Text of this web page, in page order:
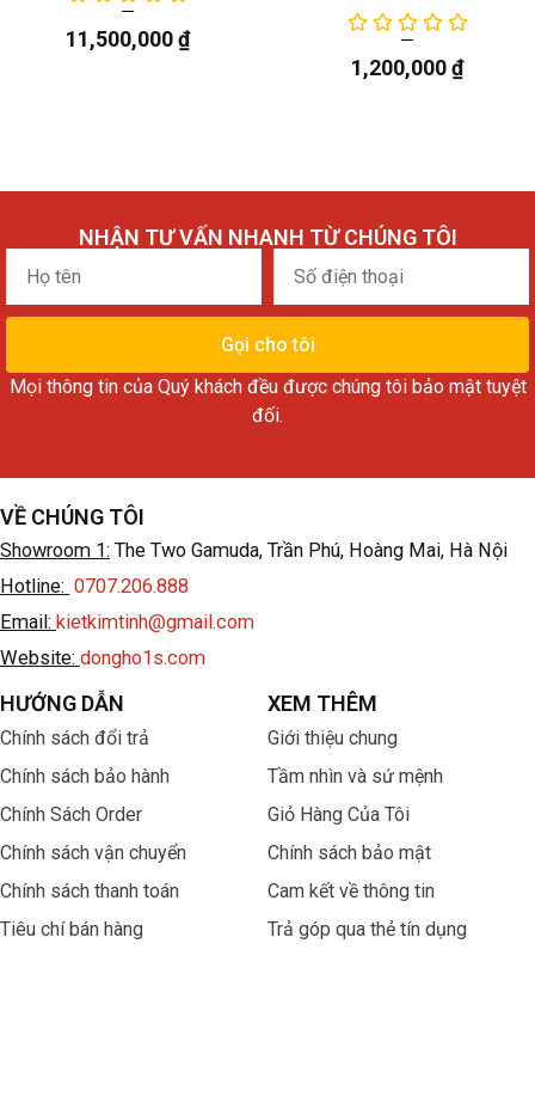
11,500,000₫
1,200,000₫
NHẬN TƯ VẤN NHANH TỪ CHÚNG TÔI
Họ
tên
điện
thoại
Gọi cho tôi
Mọi thông tin của Quý khách đều được chúng tôi bảo mật tuyệt
đối.
VỀ CHÚNG TÔI
Showroom 1: The Two Gamuda, Trần Phú, Hoàng Mai, Hà Nội
Hotline: 0707.206.888
Email: kietkimtinh@gmail.com
Website: dongho1s.com
HƯỚNG DẪN
Chính sách đổi trả
Chính sách bảo hành
Chính Sách Order
Chính sách vận chuyển
Chính sách thanh toán
Tiêu chí bán hàng
XEM THÊM
Giới thiệu chung
Tầm nhìn và sứ mệnh
Giỏ Hàng Của Tôi
Chính sách bảo mật
Cam kết về thông tin
Trả góp qua thẻ tín dụng